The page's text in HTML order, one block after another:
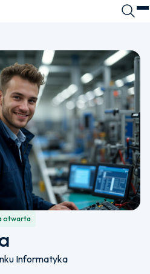
otwarta
Informatyka